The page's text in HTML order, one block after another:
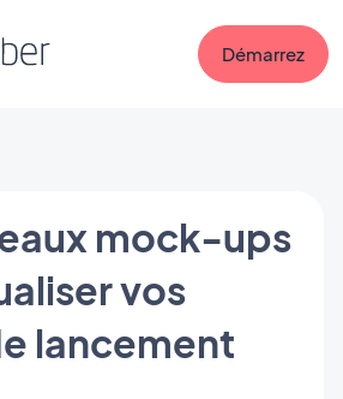
Démarrez
mock-ups
vos
lancement